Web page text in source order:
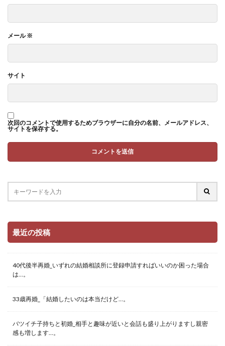
メール※
サイト
次回のコメントで使用するためブラウザーに自分の名前、メールアドレス、
サイトを保存する。
最近の投稿
40代後半再婚_いずれの結婚相談所に登録申請すればいいのか困った場合
は…。
33歳再婚_「結婚したいのは本当だけど…。
バツイチ子持ちと初婚_相手と趣味が近いと会話も盛り上がりますし親密
感も増します…。